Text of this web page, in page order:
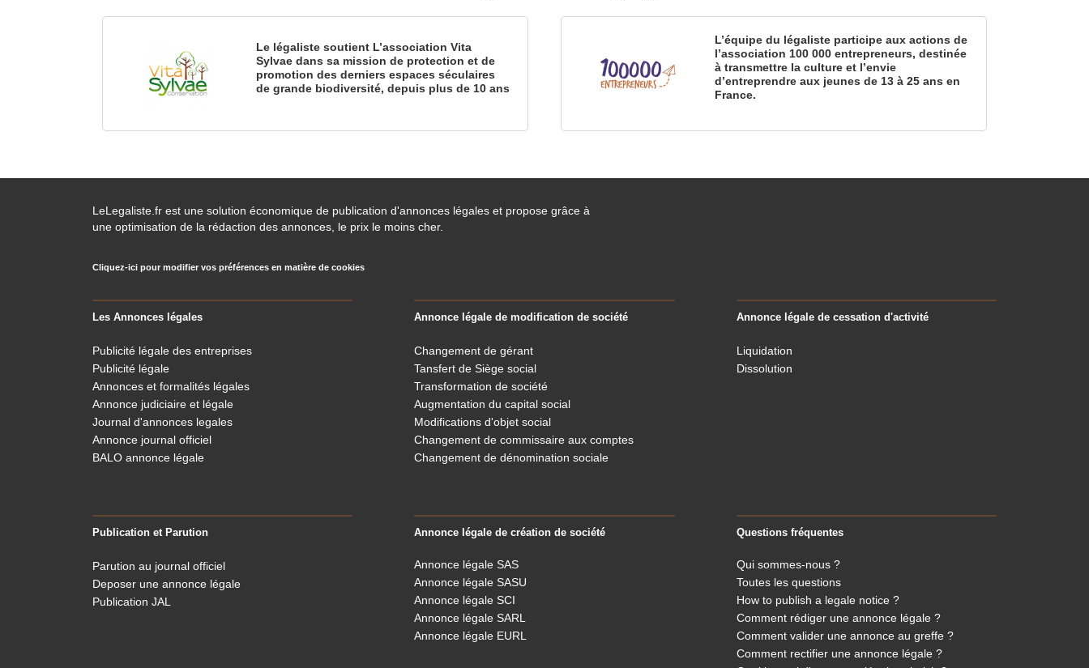
Le légaliste soutient L’association Vita
Sylvae dans sa mission de protection et de
promotion des derniers espaces séculaires
de grande biodiversité, depuis plus de 10 ans
L’équipe du légaliste participe aux actions de
l’association 100 000 entrepreneurs, destinée
à transmettre la culture et l’envie
d’entreprendre aux jeunes de 13 à 25 ans en
France.
LeLegaliste.fr est une solution économique de publication d'annonces légales et propose grâce à
une optimisation de la rédaction des annonces, le prix le moins cher.
Cliquez-ici pour modifier vos préférences en matière de cookies
Les Annonces légales
Publicité légale des entreprises
Publicité légale
Annonces et formalités légales
Annonce judiciaire et légale
Journal d'annonces legales
Annonce journal officiel
BALO annonce légale
Annonce légale de modification de société
Changement de gérant
Tansfert de Siège social
Transformation de société
Augmentation du capital social
Modifications d'objet social
Changement de commissaire aux comptes
Changement de dénomination sociale
Annonce légale de cessation d'activité
Liquidation
Dissolution
Publication et Parution
Parution au journal officiel
Deposer une annonce légale
Publication JAL
Annonce légale de création de société
Annonce légale SAS
Annonce légale SASU
Annonce légale SCI
Annonce légale SARL
Annonce légale EURL
Questions fréquentes
Qui sommes-nous ?
Toutes les questions
How to publish a legale notice ?
Comment rédiger une annonce légale ?
Comment valider une annonce au greffe ?
Comment rectifier une annonce légale ?